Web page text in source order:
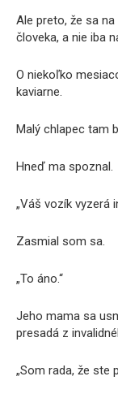
Ale preto, že sa
človeka, a nie iba
O niekoľko
kaviarne.
Malý chlapec tam
Hneď ma spoznal.
„Váš vozík vyzerá
Zasmial som sa.
„To áno.“
Jeho mama sa
presadá z
„Som rada, že ste